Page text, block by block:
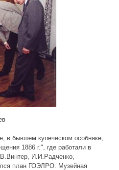
в бывшем купеческом особняке,
1886 г.", где работали в
И.И.Радченко,
план ГОЭЛРО. Музейная